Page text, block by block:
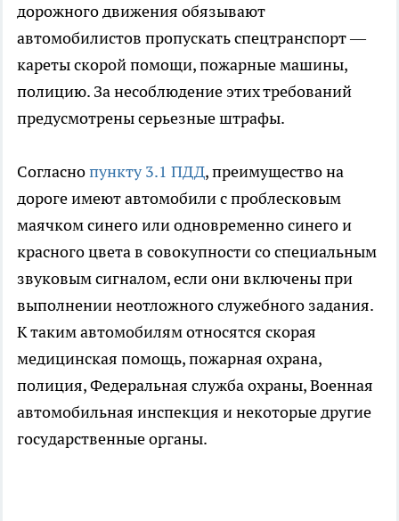
дорожного движения обязывают
автомобилистов пропускать спецтранспорт —
кареты скорой помощи, пожарные машины,
полицию. За несоблюдение этих требований
предусмотрены серьезные штрафы.
Согласнопункту 3.1 ПДД, преимущество на
дороге имеют автомобили с проблесковым
маячком синего или одновременно синего и
красного цвета в совокупности со специальным
звуковым сигналом, если они включены при
выполнении неотложного служебного задания.
К таким автомобилям относятся скорая
медицинская помощь, пожарная охрана,
полиция, Федеральная служба охраны, Военная
автомобильная инспекция и некоторые другие
государственные органы.